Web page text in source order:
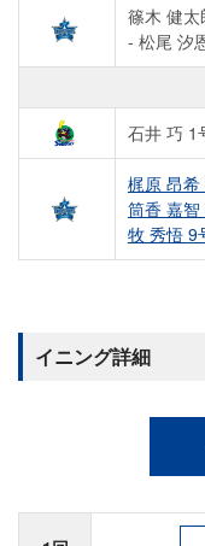
篠木 健太
- 松尾 汐
石井 巧 1
梶原 昂希
筒香 嘉智
牧 秀悟 9
イニング詳細